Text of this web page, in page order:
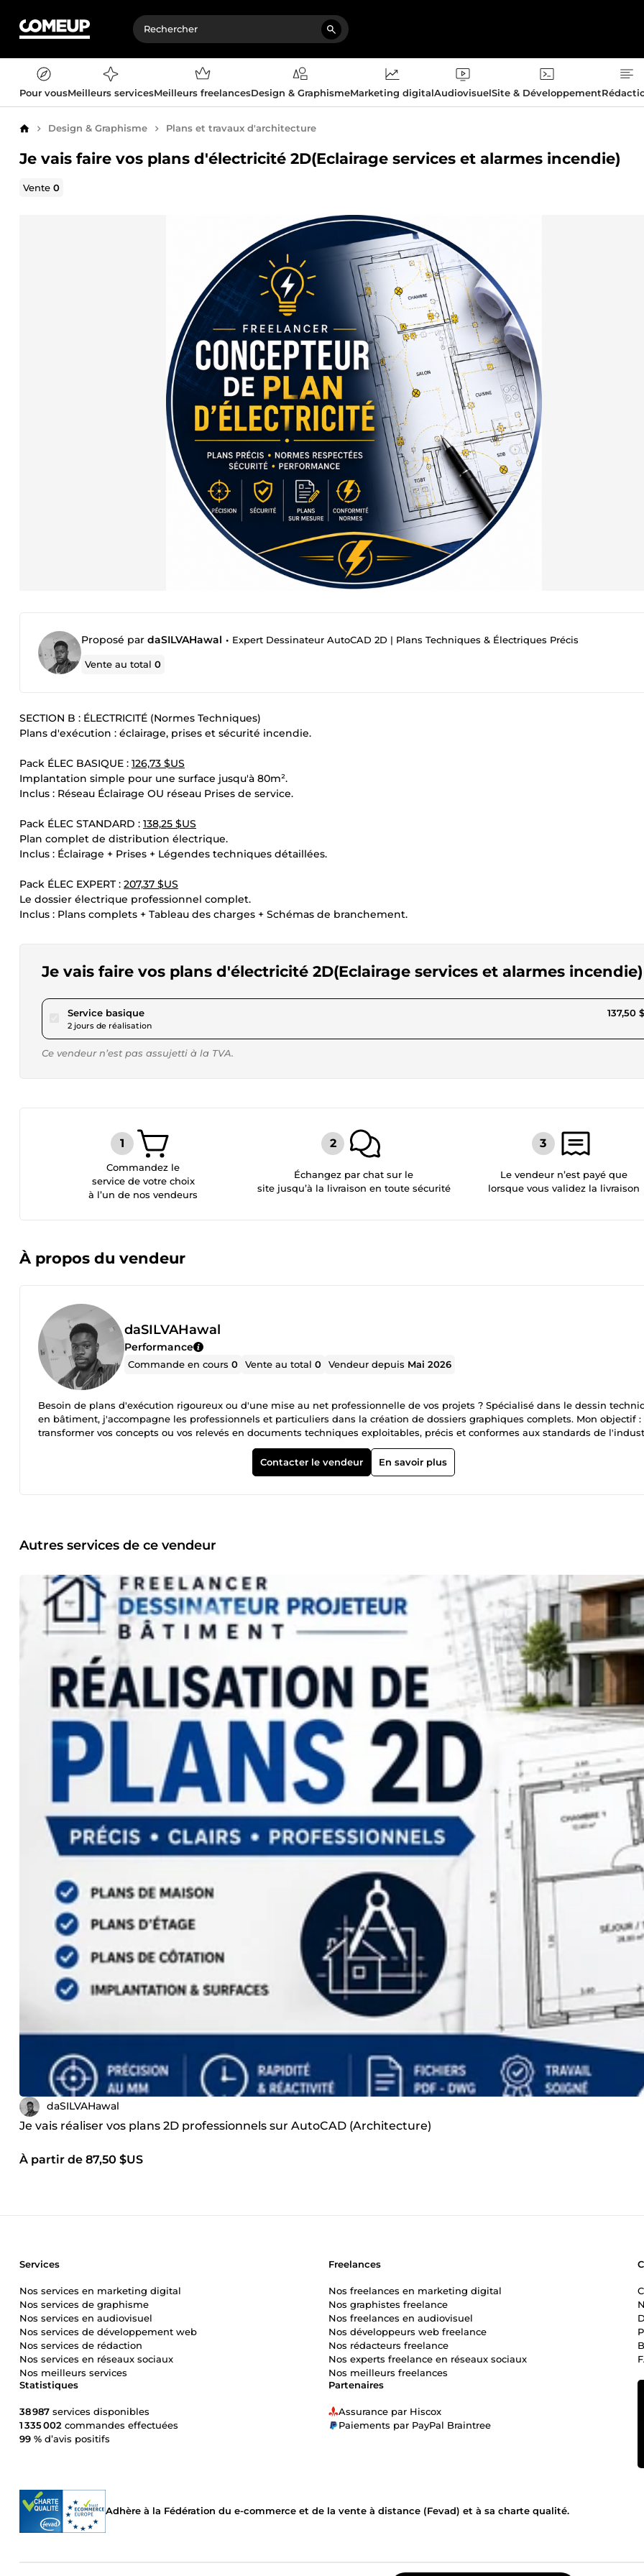
Pour vousMeilleurs servicesMeilleurs freelancesDesign & GraphismeMarketing digitalAudiovisuelSite & Développement
AccueilDesign & Graphisme Plans et travaux d'architecture
Je vais faire vos plans d'électricité 2D(Eclairage services et alarmes incendie)
Vente0
Proposé par daSILVAHawal • Expert Dessinateur AutoCAD 2D | Plans Techniques & Électriques Précis
Vente au total0
SECTION B : ÉLECTRICITÉ (Normes Techniques)
Plans d'exécution : éclairage, prises et sécurité incendie.
Pack ÉLEC BASIQUE : 126,73 $US
Implantation simple pour une surface jusqu'à 80m².
Inclus : Réseau Éclairage OU réseau Prises de service.
Pack ÉLEC STANDARD : 138,25 $US
Plan complet de distribution électrique.
Inclus : Éclairage + Prises + Légendes techniques détaillées.
Pack ÉLEC EXPERT : 207,37 $US
Le dossier électrique professionnel complet.
Inclus : Plans complets + Tableau des charges + Schémas de branchement.
Je vais faire vos plans d'électricité 2D(Eclairage services et alarmes incendie)
Service basiquepour 126,73 $US
2 jours de réalisation
137,50
Ce vendeur n’est pas assujetti à la TVA.
Commandez le
service de votre choix
à l’un de nos vendeurs
Échangez par chat sur le
site jusqu’à la livraison en toute sécurité
Le vendeur n’est payé que
lorsque vous validez la livraison
À propos du vendeur
daSILVAHawal
Performance
Commande en cours0 Vente au total0 Vendeur depuis Mai 2026
Besoin de plans d'exécution rigoureux ou d'une mise au net professionnelle de vos projets ? Spécialisé dans le dessin
en bâtiment, j'accompagne les professionnels et particuliers dans la création de dossiers graphiques complets. Mon objectif :
transformer vos concepts ou vos relevés en documents techniques exploitables, précis et conformes aux standards de
🛠️ Mes Services de Dessin 2D Grâce à une maîtrise totale d'AutoCAD, je réalise pour vous : Architecture : Plans de masse,
d'étage, coupes techniques, façades et plans de détails. Électricité (Courants forts/faibles) : Schémas de distribution,
d'éclairage, prises de service et systèmes d'alarme incendie. Mise au net : Vectorisation de plans anciens, numérisation de
échéances. Un projet de plan 2D à réaliser ? Contactez-moi dès maintenant pour discuter de vos besoins techniques.
Contacter le vendeur En savoir plus
Autres services de ce vendeur
daSILVAHawal
Je vais réaliser vos plans 2D professionnels sur AutoCAD (Architecture)
À partir de 87,50 $US
Partenaires
Assurance par Hiscox
Paiements par PayPal Braintree
Statistiques
38 987 services disponibles
1 335 002 commandes effectuées
99 % d’avis positifs
Services
Nos services en marketing digital
Nos services de graphisme
Nos services en audiovisuel
Nos services de développement web
Nos services de rédaction
Nos services en réseaux sociaux
Nos meilleurs services
Freelances
Nos freelances en marketing digital
Nos graphistes freelance
Nos freelances en audiovisuel
Nos développeurs web freelance
Nos rédacteurs freelance
Nos experts freelance en réseaux sociaux
Nos meilleurs freelances
Adhère à la Fédération du e-commerce et de la vente à distance (Fevad) et à sa charte qualité.